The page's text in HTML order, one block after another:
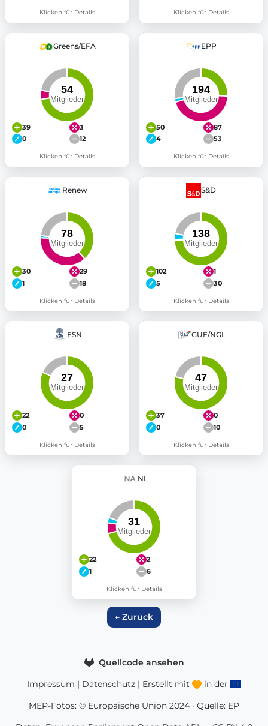
Klicken für Details Klicken für Details
Greens/EFA
39
3
0
12
Klicken für Details
EPP
50
87
4
53
Klicken für Details
Renew
30
29
1
18
Klicken für Details
S&D
102
1
5
30
Klicken für Details
ESN
22
0
0
5
Klicken für Details
GUE/NGL
37
0
0
10
Klicken für Details
NI
22
2
1
6
Klicken für Details
← Zurück
Quellcode ansehen
Impressum | Datenschutz | Erstellt mit
in der
MEP-Fotos: © Europäische Union 2024 · Quelle: EP